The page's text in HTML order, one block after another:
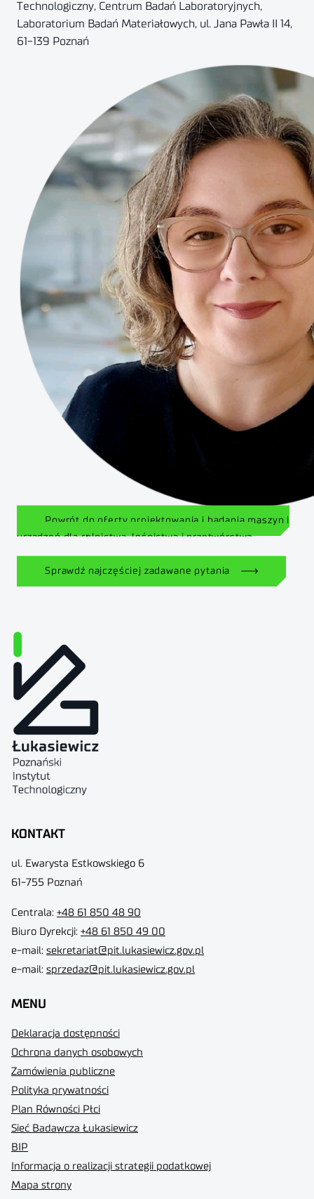
Technologiczny, Centrum Badań Laboratoryjnych,
Laboratorium Badań Materiałowych, ul. Jana Pawła II 14,
61-139 Poznań
Powrót do oferty projektowania i badania maszyn i
urządzeń dla rolnictwa, leśnictwa i przetwórstwa
żywności
Sprawdź najczęściej zadawane pytania
KONTAKT
ul. Ewarysta Estkowskiego 6
61-755 Poznań
Centrala: +48 61 850 48 90
Biuro Dyrekcji: +48 61 850 49 00
e-mail: sekretariat@pit.lukasiewicz.gov.pl
e-mail: sprzedaz@pit.lukasiewicz.gov.pl
MENU
Deklaracja dostępności
Ochrona danych osobowych
Zamówienia publiczne
Polityka prywatności
Plan Równości Płci
Sieć Badawcza Łukasiewicz
BIP
Informacja o realizacji strategii podatkowej
Mapa strony